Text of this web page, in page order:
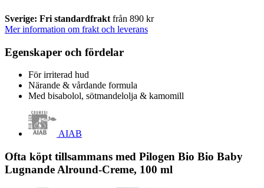
Sverige: Fri standardfrakt från 890 kr
Mer information om frakt och leverans
Egenskaper och fördelar
För irriterad hud
Närande & vårdande formula
Med bisabolol, sötmandelolja & kamomill
AIAB
Ofta köpt tillsammans med Pilogen Bio Bio Baby
Lugnande Alround-Creme, 100 ml